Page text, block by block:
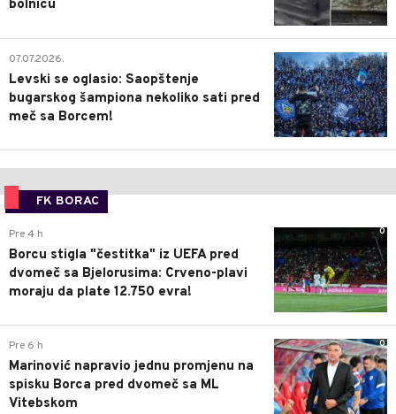
bolnicu
1
07.07.2026.
Levski se oglasio: Saopštenje
bugarskog šampiona nekoliko sati pred
meč sa Borcem!
FK BORAC
0
Pre 4 h
Borcu stigla "čestitka" iz UEFA pred
dvomeč sa Bjelorusima: Crveno-plavi
moraju da plate 12.750 evra!
0
Pre 6 h
Marinović napravio jednu promjenu na
spisku Borca pred dvomeč sa ML
Vitebskom